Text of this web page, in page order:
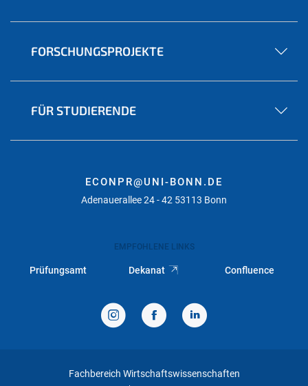
FORSCHUNGSPROJEKTE
FÜR STUDIERENDE
ECONPR@UNI-BONN.DE
Adenauerallee 24 - 42 53113 Bonn
EMPFOHLENE LINKS
Prüfungsamt Dekanat Confluence
Fachbereich Wirtschaftswissenschaften